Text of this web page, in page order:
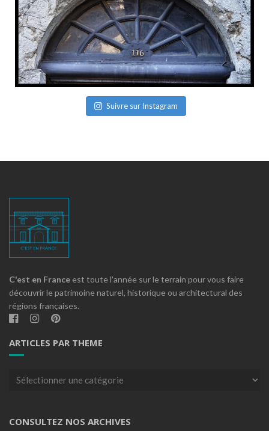
Suivre sur Instagram
C'est en France est toute l'année sur le terrain pour vous faire
découvrir le patrimoine naturel, historique ou architectural des
régions françaises.
ARTICLES PAR THEME
Articles
CONSULTEZ NOS ARCHIVES